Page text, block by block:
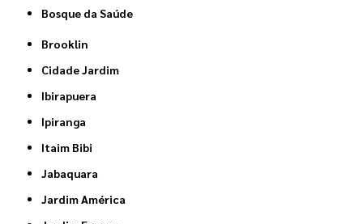
Bosque da Saúde
Brooklin
Cidade Jardim
Ibirapuera
Ipiranga
Itaim Bibi
Jabaquara
Jardim América